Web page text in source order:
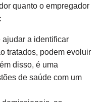
quanto o empregador
ajudar a identificar
tratados, podem evoluir
disso, é uma
de saúde com um